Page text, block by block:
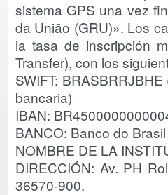
sistema GPS una vez
da União (GRU)». Los
la tasa de inscripción
Transfer), con los
SWIFT:
bancaria)
IBAN:
BANCO: Banco do
NOMBRE DE LA
DIRECCIÓN: Av. PH
36570-900.